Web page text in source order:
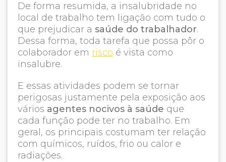
De forma resumida, a insalubridade no
local de trabalho tem ligação com tudo o
que prejudicar a saúde do trabalhador.
Dessa forma, toda tarefa que possa pôr o
colaborador em risco é vista como
insalubre.
E essas atividades podem se tornar
perigosas justamente pela exposição aos
vários agentes nocivos à saúde que
cada função pode ter no trabalho. Em
geral, os principais costumam ter relação
com químicos, ruídos, frio ou calor e
radiações.